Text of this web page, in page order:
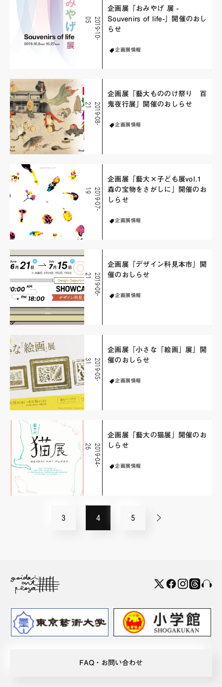
2
0
1
9
-
1
0
-
0
5
企画展「おみやげ 展 -
Souvenirs of life-」開催のおし
らせ
企画展情報
2
0
1
9
-
0
8
-
2
1
企画展「藝大もののけ祭り 百
鬼夜行展」開催のおしらせ
企画展情報
2
0
1
9
-
0
7
-
1
9
企画展「藝大×子ども展vol.1
森の宝物をさがしに」開催のお
しらせ
企画展情報
2
0
1
9
-
0
6
-
2
1
企画展「デザイン科見本市」開
催のおしらせ
企画展情報
2
0
1
9
-
0
5
-
3
1
企画展「小さな「絵画」展」開
催のおしらせ
企画展情報
2
0
1
9
-
0
4
-
2
6
企画展「藝大の猫展」開催のお
しらせ
企画展情報
3 4 5
FAQ・お問い合わせ